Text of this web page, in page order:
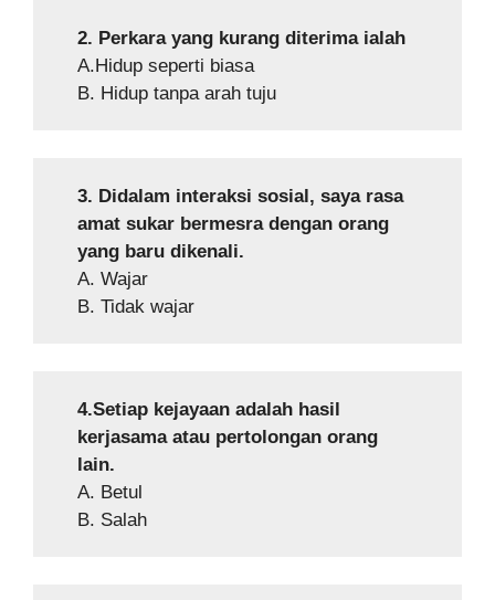
2. Perkara yang kurang diterima ialah
A.Hidup seperti biasa
B. Hidup tanpa arah tuju
3. Didalam interaksi sosial, saya rasa
amat sukar bermesra dengan orang
yang baru dikenali.
A. Wajar
B. Tidak wajar
4.Setiap kejayaan adalah hasil
kerjasama atau pertolongan orang
lain.
A. Betul
B. Salah